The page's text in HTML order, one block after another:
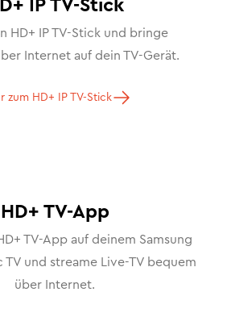
IP TV-Stick
HD+ IP TV-Stick und bringe
Internet auf dein TV-Gerät.
zum HD+ IP TV-Stick
HD+ TV-App
TV-App auf deinem Samsung
TV und streame Live-TV bequem
über Internet.